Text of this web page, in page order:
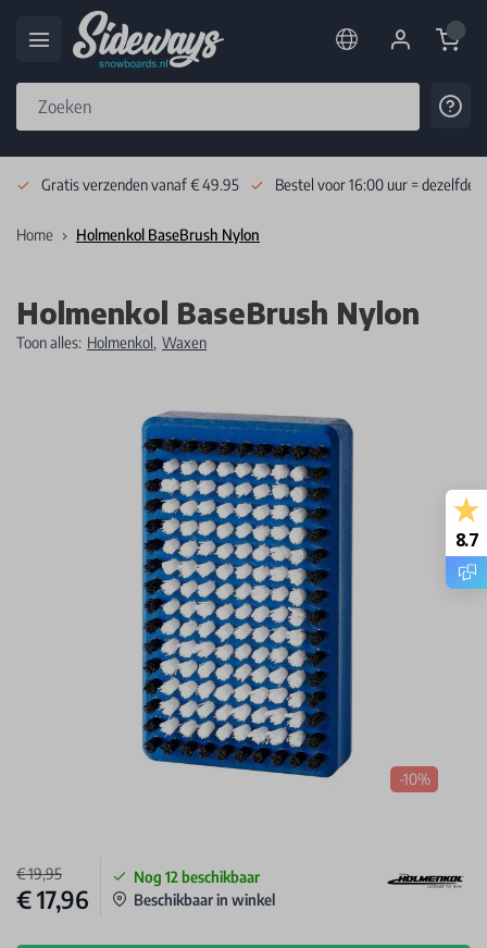
Cart
Gratis verzenden vanaf € 49.95 Bestel voor 16:00 uur = dezelfde
Home Holmenkol BaseBrush Nylon
Holmenkol BaseBrush Nylon
Toon alles: Holmenkol, Waxen
-10%
€ 19,95
€ 17,96
Nog 12 beschikbaar
Beschikbaar in winkel
8.7